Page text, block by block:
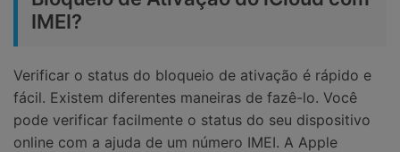
IMEI?
Verificar o status do bloqueio de ativação é rápido e
fácil. Existem diferentes maneiras de fazê-lo. Você
pode verificar facilmente o status do seu dispositivo
online com a ajuda de um número IMEI. A Apple